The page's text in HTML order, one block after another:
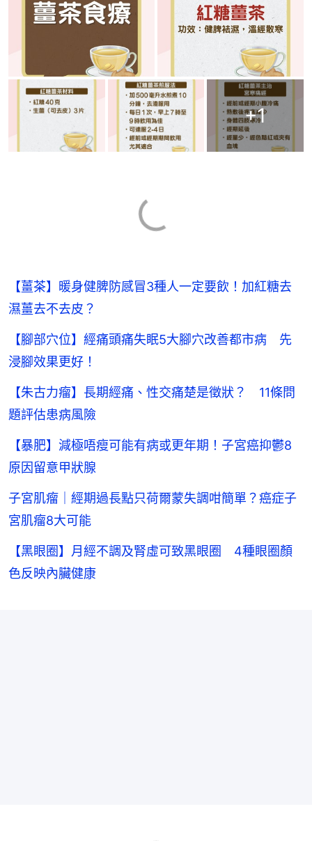
+1
【薑茶】暖身健脾防感冒3種人一定要飲！加紅糖去
濕薑去不去皮？
【腳部穴位】經痛頭痛失眠5大腳穴改善都市病 先
浸腳效果更好！
【朱古力瘤】長期經痛、性交痛楚是徵狀？ 11條問
題評估患病風險
【暴肥】減極唔瘦可能有病或更年期！子宮癌抑鬱8
原因留意甲狀腺
子宮肌瘤｜經期過長點只荷爾蒙失調咁簡單？癌症子
宮肌瘤8大可能
【黑眼圈】月經不調及腎虛可致黑眼圈 4種眼圈顏
色反映內臟健康